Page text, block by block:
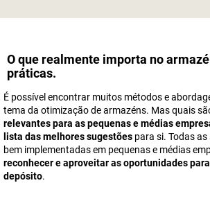
O que realmente importa no
práticas.
É possível encontrar muitos métodos e
tema da otimização de armazéns. Mas quais
relevantes para as pequenas e médias
lista das melhores sugestões para si. Todas
bem implementadas em pequenas e médias
reconhecer e aproveitar as oportunidades
depósito.